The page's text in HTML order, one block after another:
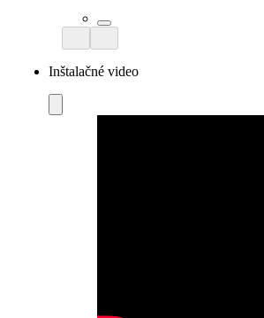
Inštalačné video